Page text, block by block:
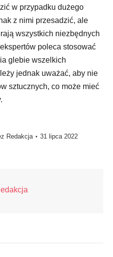
w przypadku dużego
z nimi przesadzić, ale
wszystkich niezbędnych
poleca stosować
glebie wszelkich
jednak uważać, aby nie
sztucznych, co może mieć
Redakcja 31 lipca 2022